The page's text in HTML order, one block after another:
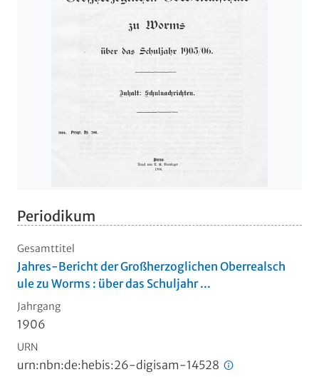
Periodikum
Gesamttitel
Jahres-Bericht der Großherzoglichen Oberrealsch
ule zu Worms : über das Schuljahr ...
Jahrgang
1906
URN
urn:nbn:de:hebis:26-digisam-14528